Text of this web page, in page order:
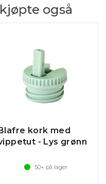
også
kork med
- Lys grønn
50+ på lager